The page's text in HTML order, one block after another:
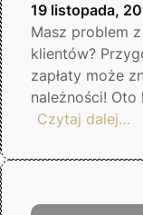
19 listopada,
Masz problem
klientów?
zapłaty może
należności!
Czytaj dalej…